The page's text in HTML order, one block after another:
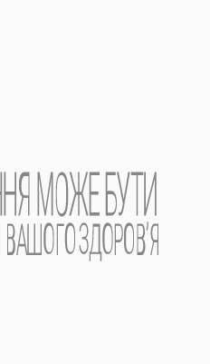
та його адреса
.
74.